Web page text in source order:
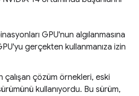
GPU'nun algılanmasına
gerçekten kullanmanıza izin
çalışan çözüm örnekleri, eski
kullanıyordu. Bu sürüm,